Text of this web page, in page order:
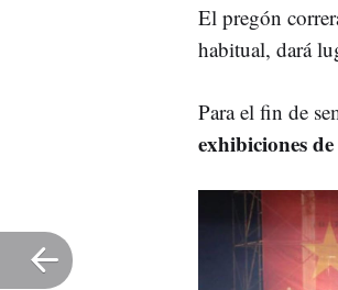
El pregón
habitual, dará
Para el fin de
exhibiciones de